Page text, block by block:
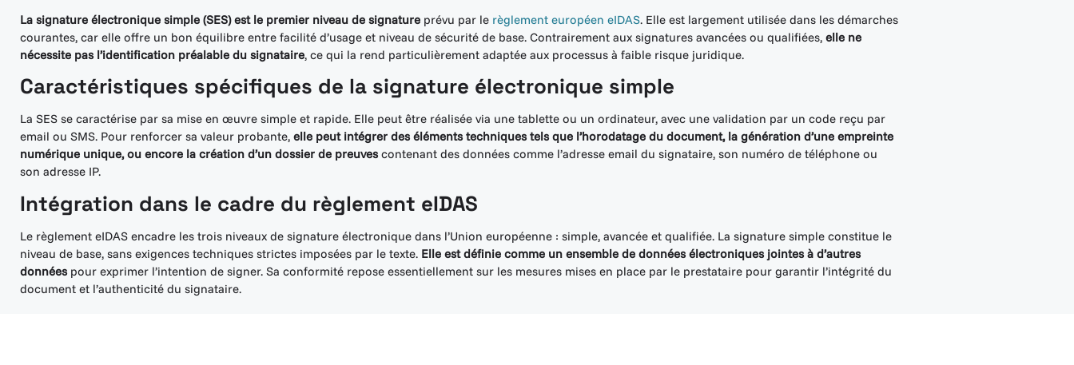
La signature électronique simple (SES) est le premier niveau de signature prévu par le règlement européen eIDAS. Elle est largement utilisée dans les démarches
courantes, car elle offre un bon équilibre entre facilité d’usage et niveau de sécurité de base. Contrairement aux signatures avancées ou qualifiées, elle ne
nécessite pas l’identification préalable du signataire, ce qui la rend particulièrement adaptée aux processus à faible risque juridique.
Caractéristiques spécifiques de la signature électronique simple
La SES se caractérise par sa mise en œuvre simple et rapide. Elle peut être réalisée via une tablette ou un ordinateur, avec une validation par un code reçu par
email ou SMS. Pour renforcer sa valeur probante, elle peut intégrer des éléments techniques tels que l’horodatage du document, la génération d’une empreinte
numérique unique, ou encore la création d’un dossier de preuvescontenant des données comme l’adresse email du signataire, son numéro de téléphone ou
son adresse IP.
Intégration dans le cadre du règlement eIDAS
Le règlement eIDAS encadre les trois niveaux de signature électronique dans l’Union européenne : simple, avancée et qualifiée. La signature simple constitue le
niveau de base, sans exigences techniques strictes imposées par le texte. Elle est définie comme un ensemble de données électroniques jointes à d’autres
donnéespour exprimer l’intention de signer. Sa conformité repose essentiellement sur les mesures mises en place par le prestataire pour garantir l’intégrité du
document et l’authenticité du signataire.